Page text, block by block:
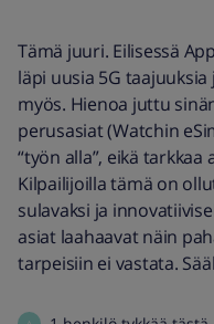
Tämä juuri. Eilisessä
läpi uusia 5G
myös. Hienoa juttu
perusasiat (Watchin
“työn alla”, eikä
Kilpailijoilla tämä on
sulavaksi ja
asiat laahaavat näin
tarpeisiin ei vastata.